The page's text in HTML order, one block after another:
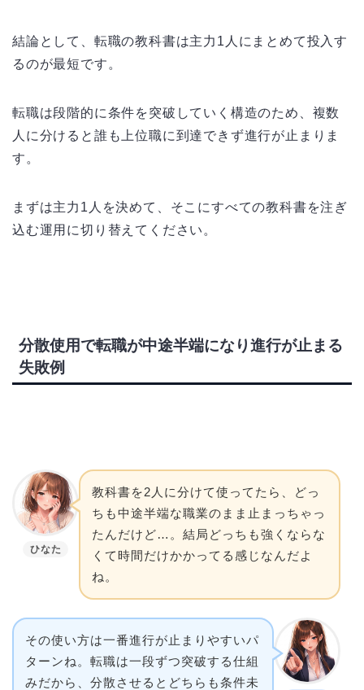
結論として、転職の教科書は主力1人にまとめて投入す
るのが最短です。
転職は段階的に条件を突破していく構造のため、複数
人に分けると誰も上位職に到達できず進行が止まりま
す。
まずは主力1人を決めて、そこにすべての教科書を注ぎ
込む運用に切り替えてください。
分散使用で転職が中途半端になり進行が止まる
失敗例
ひなた
教科書を2人に分けて使ってたら、どっ
ちも中途半端な職業のまま止まっちゃっ
たんだけど…。結局どっちも強くならな
くて時間だけかかってる感じなんだよ
ね。
その使い方は一番進行が止まりやすいパ
ターンね。転職は一段ずつ突破する仕組
みだから、分散させるとどちらも条件未